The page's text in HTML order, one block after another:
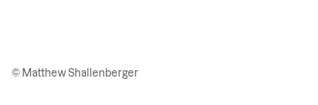
© Matthew Shallenberger